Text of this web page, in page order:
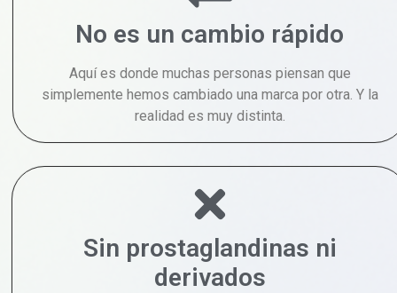
No es un cambio rápido
Aquí es donde muchas personas piensan que
simplemente hemos cambiado una marca por otra. Y la
realidad es muy distinta.
Sin prostaglandinas ni
derivados